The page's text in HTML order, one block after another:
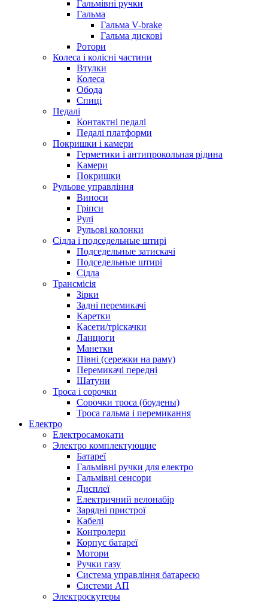
Гальмівні ручки
Гальма
Гальма V-brake
Гальма дискові
Ротори
Колеса і колісні частини
Втулки
Колеса
Обода
Спиці
Педалі
Контактні педалі
Педалі платформи
Покришки і камери
Герметики і антипрокольная рідина
Камери
Покришки
Рульове управління
Виноси
Гріпси
Рулі
Рульові колонки
Сідла і подседельные штирі
Подседельные затискачі
Подседельные штирі
Сідла
Трансмісія
Зірки
Задні перемикачі
Каретки
Касети/тріскачки
Ланцюги
Манетки
Півні (сережки на раму)
Перемикачі передні
Шатуни
Троса і сорочки
Сорочки троса (боудены)
Троса гальма і перемикання
Електро
Електросамокати
Электро комплектующие
Батареї
Гальмівні ручки для електро
Гальмівні сенсори
Дисплеї
Електричний велонабір
Зарядні пристрої
Кабелі
Контролери
Корпус батареї
Мотори
Ручки газу
Система управління батареєю
Системи АП
Электроскутеры